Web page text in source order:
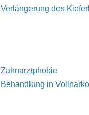
Verlängerung des
Zahnarztphobie
Behandlung in